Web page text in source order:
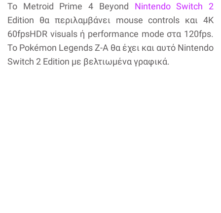
Το Metroid Prime 4 Beyond Nintendo Switch 2
Edition θα περιλαμβάνει mouse controls και 4K
60fpsHDR visuals ή performance mode στα 120fps.
Το Pokémon Legends Z-A θα έχει και αυτό Nintendo
Switch 2 Edition με βελτιωμένα γραφικά.